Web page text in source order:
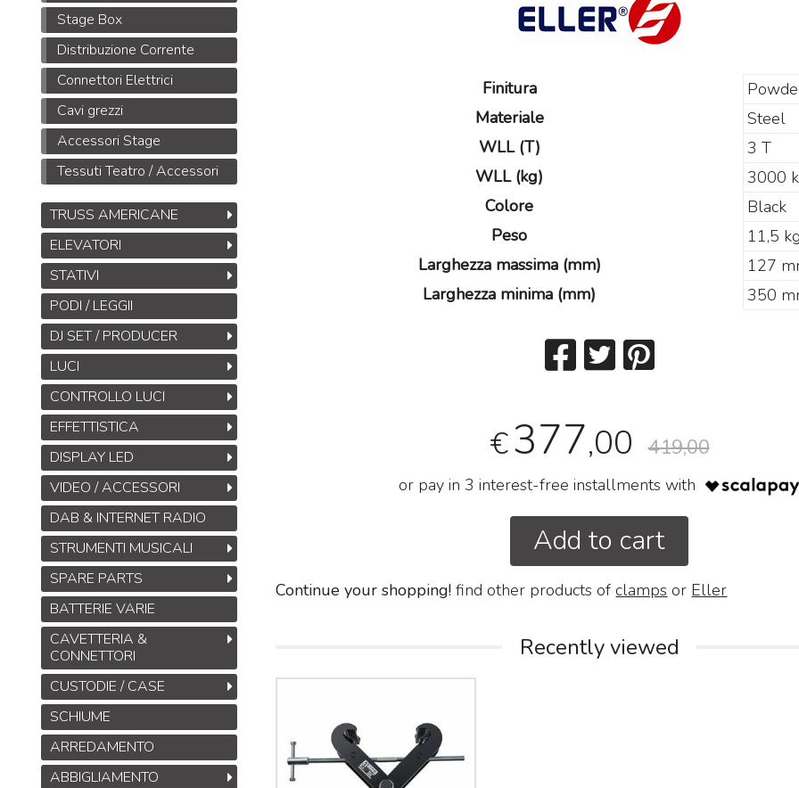
Finitura
Materiale
Steel
WLL (T)
3 T
WLL (kg)
3000
Colore
Black
Peso
11,5 kg
Larghezza massima (mm)
127
Larghezza minima (mm)
350
€377,00 419,00
or pay in 3 interest-free installments with
Add to cart
Continue your shopping! find other products ofclamps or Eller
Recently viewed
Stage Box
Distribuzione Corrente
Connettori Elettrici
Cavi grezzi
Accessori Stage
Tessuti Teatro / Accessori
TRUSS AMERICANE
ELEVATORI
STATIVI
PODI / LEGGII
DJ SET / PRODUCER
LUCI
CONTROLLO LUCI
EFFETTISTICA
DISPLAY LED
VIDEO / ACCESSORI
DAB & INTERNET RADIO
STRUMENTI MUSICALI
SPARE PARTS
BATTERIE VARIE
CAVETTERIA &
CONNETTORI
CUSTODIE / CASE
SCHIUME
ARREDAMENTO
ABBIGLIAMENTO
Midas DL32
Stage Box da 32
32 preamplificatori
microfonici Midas,
interfacce
ADAT
Midas M32R Live / DL32
Bundle
Midas M32R Live Klark
Midas M32 Live / DL32
Bundle
Midas M32 Live Klark
Teknik NCAT5E-50m
Midas DL32